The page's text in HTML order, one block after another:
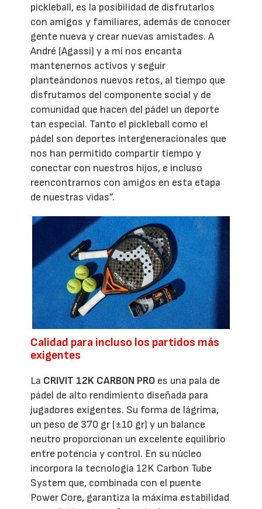
pickleball, es la posibilidad de disfrutarlos
con amigos y familiares, además de conocer
gente nueva y crear nuevas amistades. A
André (Agassi) y a mí nos encanta
mantenernos activos y seguir
planteándonos nuevos retos, al tiempo que
disfrutamos del componente social y de
comunidad que hacen del pádel un deporte
tan especial. Tanto el pickleball como el
pádel son deportes intergeneracionales que
nos han permitido compartir tiempo y
conectar con nuestros hijos, e incluso
reencontrarnos con amigos en esta etapa
de nuestras vidas”.
Calidad para incluso los partidos más
exigentes
La CRIVIT 12K CARBON PRO es una pala de
pádel de alto rendimiento diseñada para
jugadores exigentes. Su forma de lágrima,
un peso de 370 gr (±10 gr) y un balance
neutro proporcionan un excelente equilibrio
entre potencia y control. En su núcleo
incorpora la tecnología 12K Carbon Tube
System que, combinada con el puente
Power Core, garantiza la máxima estabilidad